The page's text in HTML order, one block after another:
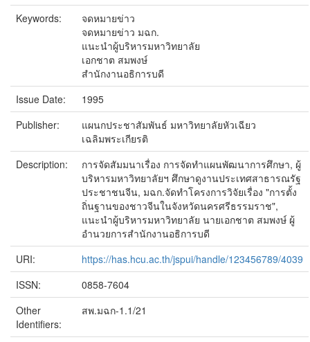
Keywords:
จดหมายข่าว
จดหมายข่าว มฉก.
แนะนำผู้บริหารมหาวิทยาลัย
เอกชาต สมพงษ์
สำนักงานอธิการบดี
Issue Date:
1995
Publisher:
แผนกประชาสัมพันธ์ มหาวิทยาลัยหัวเฉียว
เฉลิมพระเกียรติ
Description:
การจัดสัมมนาเรื่อง การจัดทำแผนพัฒนาการศึกษา, ผู้
บริหารมหาวิทยาลัยฯ ศึกษาดูงานประเทศสาธารณรัฐ
ประชาชนจีน, มฉก.จัดทำโครงการวิจัยเรื่อง "การตั้ง
ถิ่นฐานของชาวจีนในจังหวัดนครศรีธรรมราช",
แนะนำผู้บริหารมหาวิทยาลัย นายเอกชาต สมพงษ์ ผู้
อำนวยการสำนักงานอธิการบดี
URI:
https://has.hcu.ac.th/jspui/handle/123456789/4039
ISSN:
0858-7604
Other
Identifiers:
สพ.มฉก-1.1/21